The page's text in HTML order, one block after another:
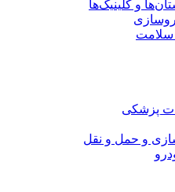
و کلینیک‌ها
سلامت
پزشکی
و حمل و نقل